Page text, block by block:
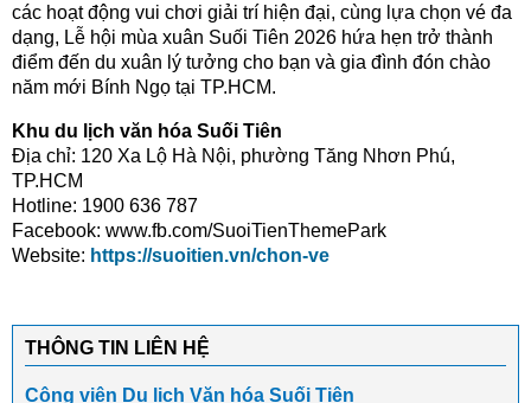
các hoạt động vui chơi giải trí hiện đại, cùng lựa chọn vé đa
dạng, Lễ hội mùa xuân Suối Tiên 2026 hứa hẹn trở thành
điểm đến du xuân lý tưởng cho bạn và gia đình đón chào
năm mới Bính Ngọ tại TP.HCM.
Khu du lịch văn hóa Suối Tiên
Địa chỉ: 120 Xa Lộ Hà Nội, phường Tăng Nhơn Phú,
TP.HCM
Hotline: 1900 636 787
Facebook: www.fb.com/SuoiTienThemePark
Website: https://suoitien.vn/chon-ve
THÔNG TIN LIÊN HỆ
Công viên Du lịch Văn hóa Suối Tiên